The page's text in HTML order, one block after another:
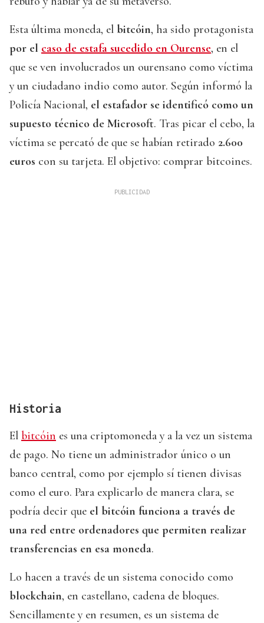
Esta última moneda, el bitcóin, ha sido protagonista
por el caso de estafa sucedido en Ourense, en el
que se ven involucrados un ourensano como víctima
y un ciudadano indio como autor. Según informó la
Policía Nacional, el estafador se identificó como un
supuesto técnico de Microsoft. Tras picar el cebo, la
víctima se percató de que se habían retirado 2.600
euros con su tarjeta. El objetivo: comprar bitcoines.
Historia
El bitcóin es una criptomoneda y a la vez un sistema
de pago. No tiene un administrador único o un
banco central, como por ejemplo sí tienen divisas
como el euro. Para explicarlo de manera clara, se
podría decir que el bitcóin funciona a través de
una red entre ordenadores que permiten realizar
transferencias en esa moneda.
Lo hacen a través de un sistema conocido como
blockchain, en castellano, cadena de bloques.
Sencillamente y en resumen, es un sistema de